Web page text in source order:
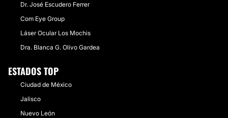
​Dr. José Escudero Ferrer
Com Eye Group
​Láser Ocular Los Mochis
​Dra. Blanca G. Olivo Gardea
ESTADOS TOP
Ciudad de México
Jalisco
Nuevo León